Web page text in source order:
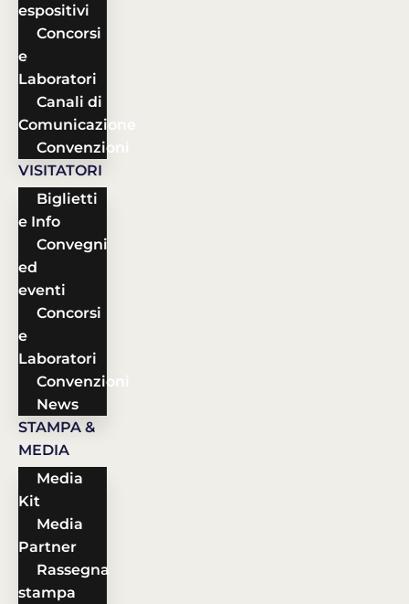
espositivi
Concorsi
e
Laboratori
Canali di
Comunicazione
Convenzioni
VISITATORI
Biglietti
e Info
Convegni
ed
eventi
Concorsi
e
Laboratori
Convenzioni
News
STAMPA &
MEDIA
Media
Kit
Media
Partner
Rassegna
stampa